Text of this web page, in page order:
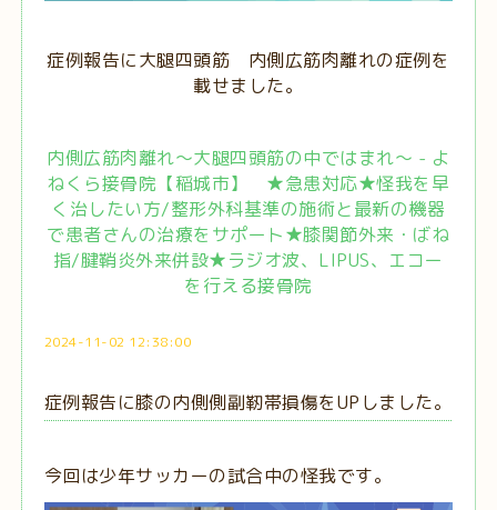
症例報告に大腿四頭筋 内側広筋肉離れの症例を
載せました。
内側広筋肉離れ～大腿四頭筋の中ではまれ～ - よ
ねくら接骨院【稲城市】 ★急患対応★怪我を早
く治したい方/整形外科基準の施術と最新の機器
で患者さんの治療をサポート★膝関節外来・ばね
指/腱鞘炎外来併設★ラジオ波、LIPUS、エコー
を行える接骨院
2024-11-02 12:38:00
症例報告に膝の内側側副靭帯損傷をUPしました。
今回は少年サッカーの試合中の怪我です。